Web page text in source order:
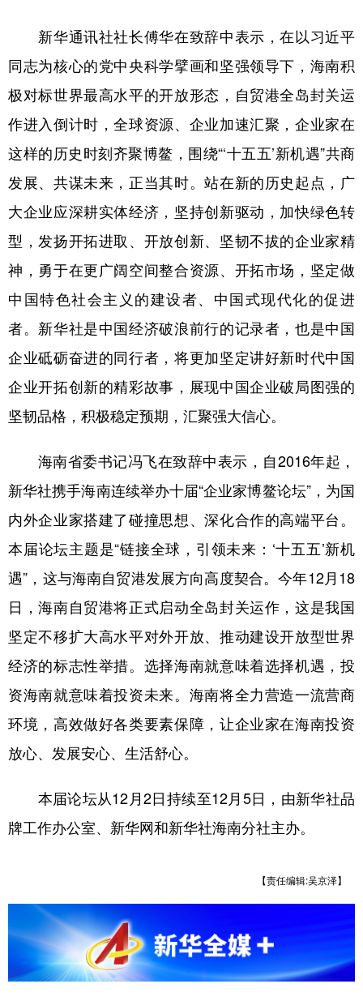
English Español Français عربى
Русский язык 日本語 한국어
Deutsch Português
新华通讯社社长傅华在致辞中表示，在以习近平
同志为核心的党中央科学擘画和坚强领导下，海南积
极对标世界最高水平的开放形态，自贸港全岛封关运
作进入倒计时，全球资源、企业加速汇聚，企业家在
这样的历史时刻齐聚博鳌，围绕“‘十五五’新机遇”共商
发展、共谋未来，正当其时。站在新的历史起点，广
大企业应深耕实体经济，坚持创新驱动，加快绿色转
型，发扬开拓进取、开放创新、坚韧不拔的企业家精
神，勇于在更广阔空间整合资源、开拓市场，坚定做
中国特色社会主义的建设者、中国式现代化的促进
者。新华社是中国经济破浪前行的记录者，也是中国
企业砥砺奋进的同行者，将更加坚定讲好新时代中国
企业开拓创新的精彩故事，展现中国企业破局图强的
坚韧品格，积极稳定预期，汇聚强大信心。
海南省委书记冯飞在致辞中表示，自2016年起，
新华社携手海南连续举办十届“企业家博鳌论坛”，为国
内外企业家搭建了碰撞思想、深化合作的高端平台。
本届论坛主题是“链接全球，引领未来：‘十五五’新机
遇”，这与海南自贸港发展方向高度契合。今年12月18
日，海南自贸港将正式启动全岛封关运作，这是我国
坚定不移扩大高水平对外开放、推动建设开放型世界
经济的标志性举措。选择海南就意味着选择机遇，投
资海南就意味着投资未来。海南将全力营造一流营商
环境，高效做好各类要素保障，让企业家在海南投资
放心、发展安心、生活舒心。
本届论坛从12月2日持续至12月5日，由新华社品
牌工作办公室、新华网和新华社海南分社主办。
【责任编辑:吴京泽】